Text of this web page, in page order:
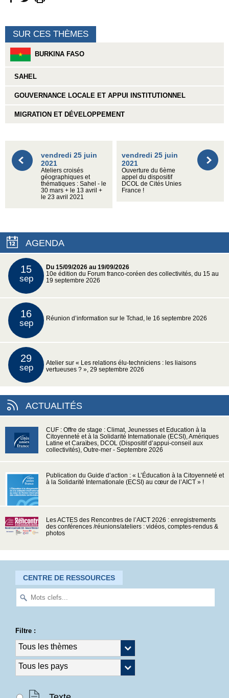
SUR CES THÈMES
BURKINA FASO
SAHEL
GOUVERNANCE LOCALE ET APPUI INSTITUTIONNEL
MIGRATION ET DÉVELOPPEMENT
vendredi 25 juin
2021
Ateliers croisés
géographiques et
thématiques : Sahel - le
30 mars + le 13 avril +
le 23 avril 2021
vendredi 25 juin
2021
Ouverture du 6ème
appel du dispositif
DCOL de Cités Unies
France !
AGENDA
15
sep
Du 15/09/2026 au 19/09/2026
10e édition du Forum franco-coréen des collectivités, du 15 au
19 septembre 2026
16
sep Réunion d’information sur le Tchad, le 16 septembre 2026
29
sep
Atelier sur « Les relations élu-techniciens : les liaisons
vertueuses ? », 29 septembre 2026
ACTUALITÉS
CUF : Offre de stage : Climat, Jeunesses et Education à la
Citoyenneté et à la Solidarité Internationale (ECSI), Amériques
Latine et Caraïbes, DCOL (Dispositif d’appui-conseil aux
collectivités), Outre-mer - Septembre 2026
Publication du Guide d’action : « L’Éducation à la Citoyenneté et
à la Solidarité Internationale (ECSI) au cœur de l’AICT » !
Les ACTES des Rencontres de l’AICT 2026 : enregistrements
des conférences /réunions/ateliers : vidéos, comptes-rendus &
photos
CENTRE DE RESSOURCES
Filtre :